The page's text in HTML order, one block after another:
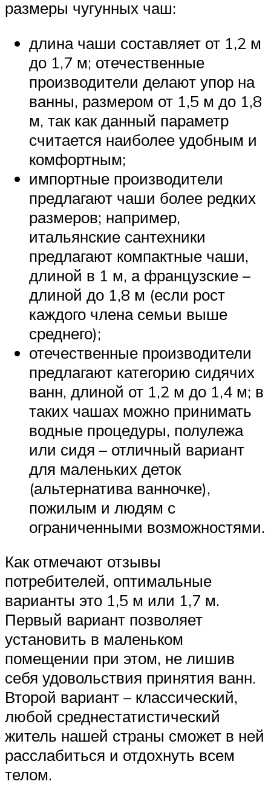
размеры чугунных чаш:
длина чаши составляет от 1,2 м
до 1,7 м; отечественные
производители делают упор на
ванны, размером от 1,5 м до 1,8
м, так как данный параметр
считается наиболее удобным и
комфортным;
импортные производители
предлагают чаши более редких
размеров; например,
итальянские сантехники
предлагают компактные чаши,
длиной в 1 м, а французские –
длиной до 1,8 м (если рост
каждого члена семьи выше
среднего);
отечественные производители
предлагают категорию сидячих
ванн, длиной от 1,2 м до 1,4 м; в
таких чашах можно принимать
водные процедуры, полулежа
или сидя – отличный вариант
для маленьких деток
(альтернатива ванночке),
пожилым и людям с
ограниченными возможностями.
Как отмечают отзывы
потребителей, оптимальные
варианты это 1,5 м или 1,7 м.
Первый вариант позволяет
установить в маленьком
помещении при этом, не лишив
себя удовольствия принятия ванн.
Второй вариант – классический,
любой среднестатистический
житель нашей страны сможет в ней
расслабиться и отдохнуть всем
телом.